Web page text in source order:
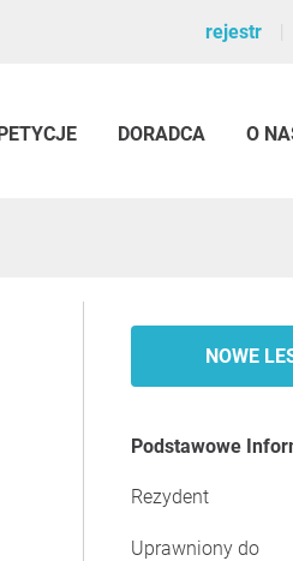
rejestr
DORADCA O
NOWE
Podstawowe
Rezydent
Uprawniony do